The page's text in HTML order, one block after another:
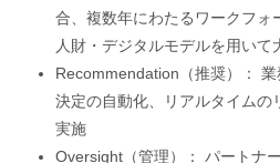
合、複数年にわたるワークフォ
人財・デジタルモデルを用い
Recommendation（推奨）：
決定の自動化、リアルタイムの
実施
Oversight（管理）： パートナ